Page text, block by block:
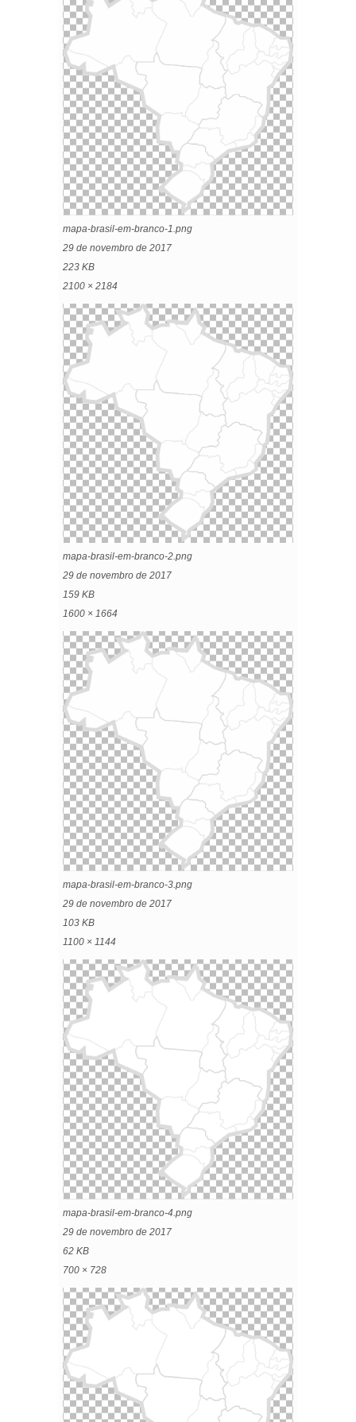
mapa-brasil-em-branco-1.png
29 de novembro de 2017
223 KB
2100 × 2184
mapa-brasil-em-branco-2.png
29 de novembro de 2017
159 KB
1600 × 1664
mapa-brasil-em-branco-3.png
29 de novembro de 2017
103 KB
1100 × 1144
mapa-brasil-em-branco-4.png
29 de novembro de 2017
62 KB
700 × 728